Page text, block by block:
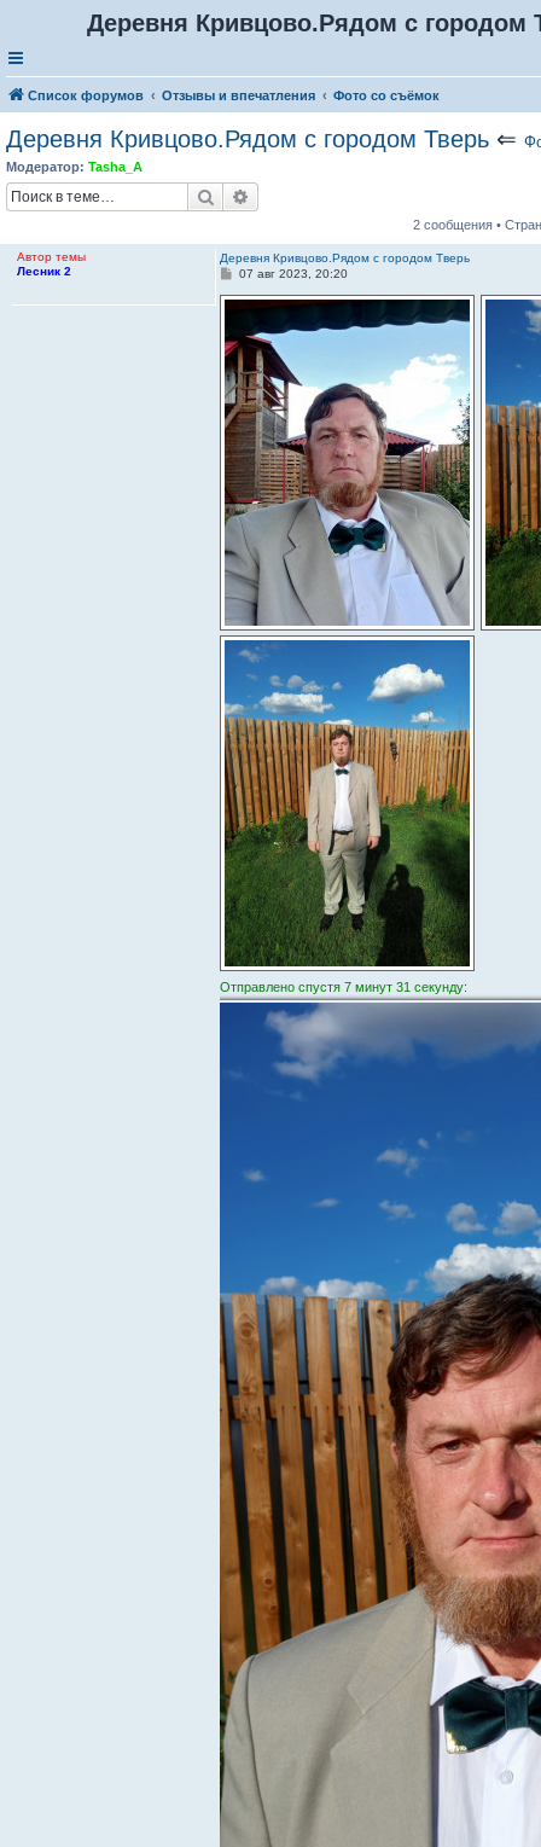
Деревня Кривцово.Рядом с городом
Список форумов Отзывы и впечатления Фото со съёмок
Деревня Кривцово.Рядом с городом Тверь ⇐
Модератор: Tasha_A
Поиск
2 сообщения •
Автор темы
Лесник 2
Деревня Кривцово.Рядом с городом Тверь
С
о
е
н
и
е
07 авг 2023, 20:20
Отправлено спустя 7 минут 31 секунду: